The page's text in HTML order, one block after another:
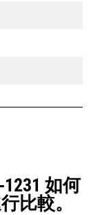
1231 如何
比較。